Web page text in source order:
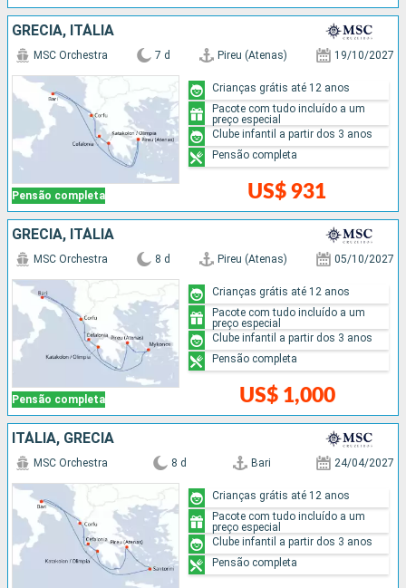
GRÉCIA, ITÁLIA
Pensão completa
MSC Orchestra 7 d Pireu (Atenas) 19/10/2027
US$ 931
Crianças grátis até 12 anos
Pacote com tudo incluído a um
preço especial
Clube infantil a partir dos 3 anos
Pensão completa
GRÉCIA, ITÁLIA
Pensão completa
MSC Orchestra 8 d Pireu (Atenas) 05/10/2027
US$ 1,000
Crianças grátis até 12 anos
Pacote com tudo incluído a um
preço especial
Clube infantil a partir dos 3 anos
Pensão completa
ITÁLIA, GRÉCIA
MSC Orchestra 8 d Bari 24/04/2027
Crianças grátis até 12 anos
Pacote com tudo incluído a um
preço especial
Clube infantil a partir dos 3 anos
Pensão completa